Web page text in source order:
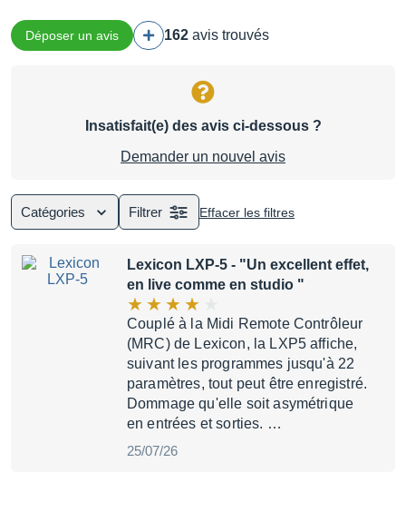
Déposer un avis 162 avis trouvés
Insatisfait(e) des avis ci-dessous ?
Demander un nouvel avis
Catégories Filtrer Effacer les filtres
Lexicon LXP-5 - "Un excellent effet,
en live comme en studio "
Couplé à la Midi Remote Contrôleur
(MRC) de Lexicon, la LXP5 affiche,
suivant les programmes jusqu'à 22
paramètres, tout peut être enregistré.
Dommage qu'elle soit asymétrique
en entrées et sorties. …
25/07/26